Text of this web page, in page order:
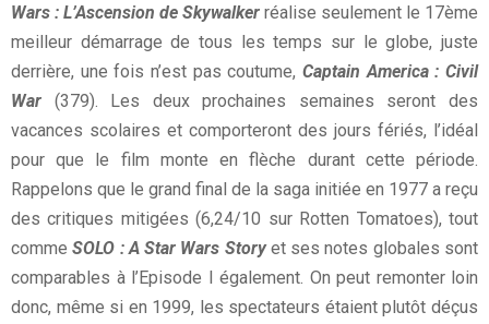
Wars : L’Ascension de Skywalker réalise seulement le 17ème
meilleur démarrage de tous les temps sur le globe, juste
derrière, une fois n’est pas coutume, Captain America : Civil
War (379). Les deux prochaines semaines seront des
vacances scolaires et comporteront des jours fériés, l’idéal
pour que le film monte en flèche durant cette période.
Rappelons que le grand final de la saga initiée en 1977 a reçu
des critiques mitigées (6,24/10 sur Rotten Tomatoes), tout
commeSOLO : A Star Wars Story et ses notes globales sont
comparables à l’Episode I également. On peut remonter loin
donc, même si en 1999, les spectateurs étaient plutôt déçus